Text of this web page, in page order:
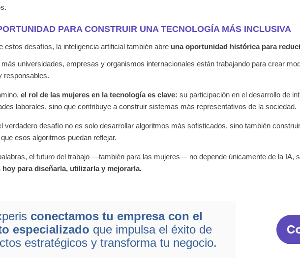
PARA CONSTRUIR UNA TECNOLOGÍA MÁS INCLUSIVA
estos desafíos, la inteligencia artificial también abre una oportunidad histórica para
universidades, empresas y organismos internacionales están trabajando para crear
responsables.
el rol de las mujeres en la tecnología es clave: su participación en el desarrollo de
laborales, sino que contribuye a construir sistemas más representativos de la sociedad.
verdadero desafío no es solo desarrollar algoritmos más sofisticados, sino también
esos algoritmos puedan reflejar.
el futuro del trabajo —también para las mujeres— no depende únicamente de la IA,
hoy para diseñarla, utilizarla y mejorarla.
conectamos tu empresa con el
especializado que impulsa el éxito de
estratégicos y transforma tu negocio.